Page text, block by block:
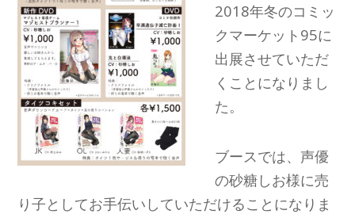
2018年冬のコミッ
クマーケット95に
出展させていただ
くことになりまし
た。
ブースでは、声優
の砂糖しお様に売
り子としてお手伝いしていただけることになりま